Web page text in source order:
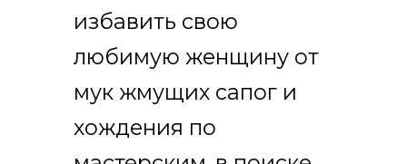
избавить свою
любимую женщину от
мук жмущих сапог и
хождения по